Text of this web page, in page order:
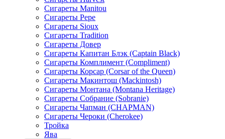
Сигареты Manitou
Сигареты Pepe
Сигареты Sioux
Сигареты Tradition
Сигареты Довер
Сигареты Капитан Блэк (Captain Black)
Сигареты Комплимент (Compliment)
Сигареты Корсар (Corsar of the Queen)
Сигареты Макинтош (Mackintosh)
Сигареты Монтана (Montana Heritage)
Сигареты Собрание (Sobranie)
Сигареты Чапман (CHAPMAN)
Сигареты Чероки (Cherokee)
Тройка
Ява